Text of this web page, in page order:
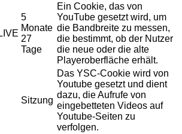
5
Monate
27
Tage
Ein Cookie, das von
YouTube gesetzt wird, um
die Bandbreite zu messen,
die bestimmt, ob der Nutzer
die neue oder die alte
Playeroberfläche erhält.
Sitzung
Das YSC-Cookie wird von
Youtube gesetzt und dient
dazu, die Aufrufe von
eingebetteten Videos auf
Youtube-Seiten zu
verfolgen.